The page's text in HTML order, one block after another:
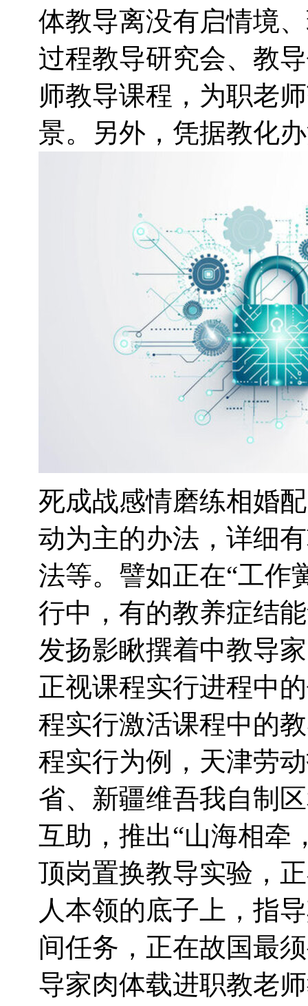
体教导离没有启情境
过程教导研究会、教
师教导课程，为职老
景。另外，凭据教化
死成战感情磨练相婚
动为主的办法，详细
法等。譬如正在“工作
行中，有的教养症结
发扬影瞅撰着中教导
正视课程实行进程中
程实行激活课程中的
程实行为例，天津劳
省、新疆维吾我自制
互助，推出“山海相牵
顶岗置换教导实验，
人本领的底子上，指
间任务，正在故国最
导家肉体载进职教老